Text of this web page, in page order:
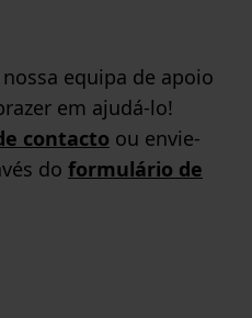
equipa de apoio
em ajudá-lo!
contacto ou envie-
do formulário de